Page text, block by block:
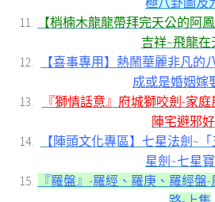
【梢楠木龍龍帶拜完天公的阿
吉祥~飛龍在
【喜事專用】熱鬧華麗非凡的
成或是婚姻嫁
『獅情話意』府城獅咬劍-家
陣宅避邪
【陣頭文化專區】七星法劍~
星劍~七星
『羅盤』-羅經、羅庚、羅經